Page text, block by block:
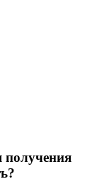
получения